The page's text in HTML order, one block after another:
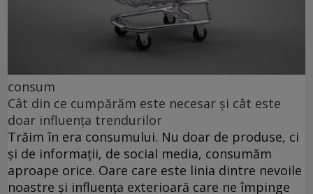
consum
Cât din ce cumpărăm este necesar și cât este
doar influența trendurilor
Trăim în era consumului. Nu doar de produse, ci
și de informații, de social media, consumăm
aproape orice. Oare care este linia dintre nevoile
noastre și influența exterioară care ne împinge